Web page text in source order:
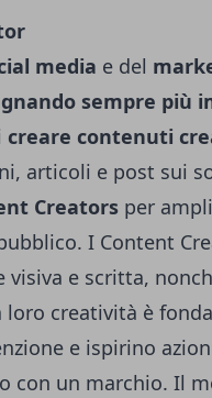
media e del
sempre più
creare contenuti
articoli e post sui
Creators per
I Content
visiva e scritta,
loro creatività è
e ispirino
con un marchio. Il